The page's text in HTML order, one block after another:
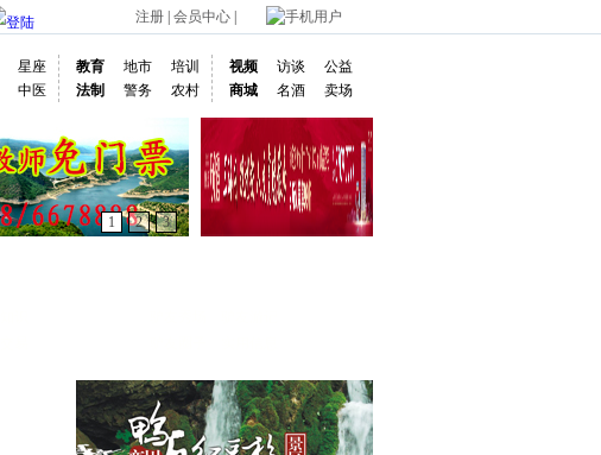
注册 会员中心 手机用户
星座
中医
教育 地市
培训
法制
警务 农村
视频 访谈
公益
商城
名酒 卖场
1 2 3